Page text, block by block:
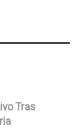
Tras